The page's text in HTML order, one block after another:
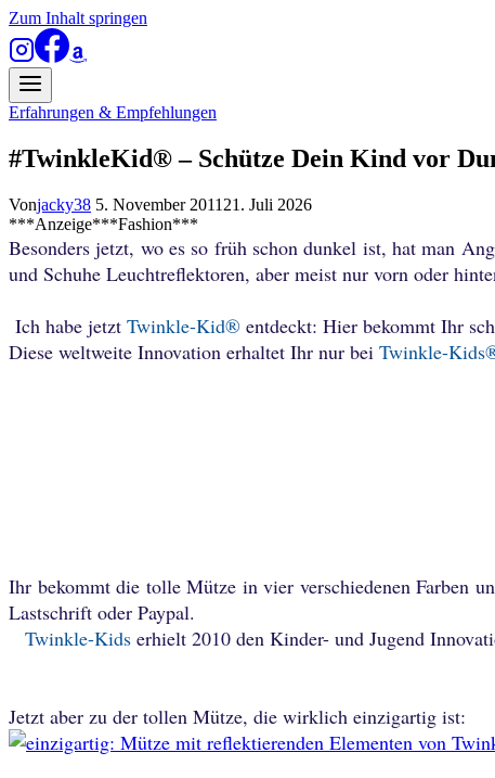
Zum Inhalt springen
Erfahrungen & Empfehlungen
#TwinkleKid® – Schütze Dein Kind vor
Vonjacky38 5. November 2011 21. Juli 2026
***Anzeige***Fashion***
Besonders jetzt, wo es so früh schon dunkel ist, hat man
und Schuhe Leuchtreflektoren, aber meist nur vorn oder
Ich habe jetzt Twinkle-Kid® entdeckt: Hier bekommt Ihr
Diese weltweite Innovation erhaltet Ihr nur bei Twinkle-
Ihr bekommt die tolle Mütze in vier verschiedenen Farben
Lastschrift oder Paypal.
Twinkle-Kidserhielt 2010 den Kinder- und Jugend
Jetzt aber zu der tollen Mütze, die wirklich einzigartig ist: